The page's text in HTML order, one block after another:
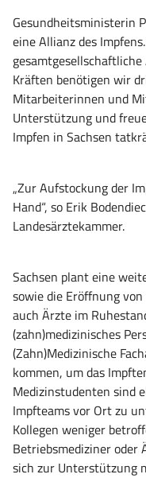
Gesundheitsministerin
eine Allianz des
Kräften benötigen wir
Mitarbeiterinnen und
Unterstützung und
Impfen in Sachsen
„Zur Aufstockung der
Hand“, so Erik
Landesärztekammer.
Sachsen plant eine
sowie die Eröffnung
auch Ärzte im
(zahn)medizinisches
(Zahn)Medizinische
kommen, um das
Medizinstudenten sind
Impfteams vor Ort zu
Kollegen weniger
Betriebsmediziner oder
sich zur Unterstützung